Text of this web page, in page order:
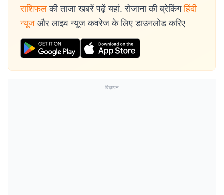
राशिफल की ताजा खबरें पढ़ें यहां. रोजाना की ब्रेकिंग हिंदी
न्यूज और लाइव न्यूज कवरेज के लिए डाउनलोड करिए
विज्ञापन